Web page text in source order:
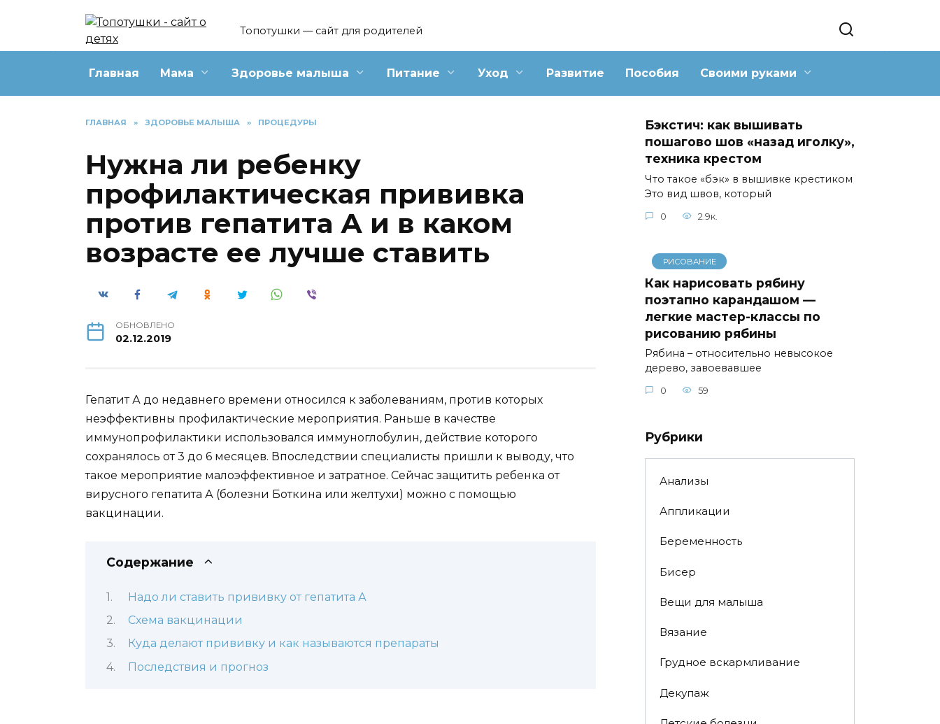
Топотушки — сайт для родителей
Главная Мама Здоровье малыша Питание Уход Развитие Пособия Своими руками
ГЛАВНАЯ » ЗДОРОВЬЕ МАЛЫША » ПРОЦЕДУРЫ
Нужна ли ребенку
профилактическая прививка
против гепатита А и в каком
возрасте ее лучше ставить
ОБНОВЛЕНО
02.12.2019
Гепатит А до недавнего времени относился к заболеваниям, против которых
неэффективны профилактические мероприятия. Раньше в качестве
иммунопрофилактики использовался иммуноглобулин, действие которого
сохранялось от 3 до 6 месяцев. Впоследствии специалисты пришли к выводу, что
такое мероприятие малоэффективное и затратное. Сейчас защитить ребенка от
вирусного гепатита А (болезни Боткина или желтухи) можно с помощью
вакцинации.
Содержание
Надо ли ставить прививку от гепатита А
Схема вакцинации
Куда делают прививку и как называются препараты
Последствия и прогноз
Бэкстич: как вышивать
пошагово шов «назад иголку»,
техника крестом
Что такое «бэк» в вышивке крестиком
Это вид швов, который
0 2.9к.
РИСОВАНИЕ
Как нарисовать рябину
поэтапно карандашом —
легкие мастер-классы по
рисованию рябины
Рябина – относительно невысокое
дерево, завоевавшее
0 59
Рубрики
Анализы
Аппликации
Беременность
Бисер
Вещи для малыша
Вязание
Грудное вскармливание
Декупаж